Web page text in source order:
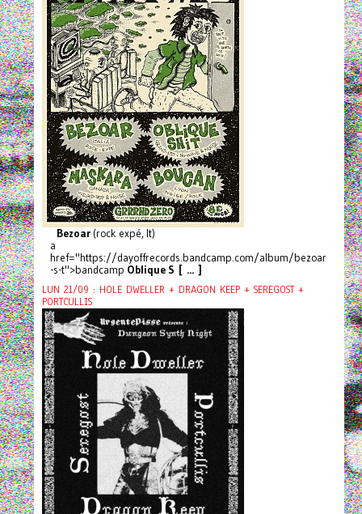
Bezoar(rock expé, It)
a
href="https://dayoffrecords.bandcamp.com/album/bezoar
-s-t">bandcamp Oblique S [ ... ]
LUN 21/09 : HOLE DWELLER + DRAGON KEEP + SEREGOST +
PORTCULLIS